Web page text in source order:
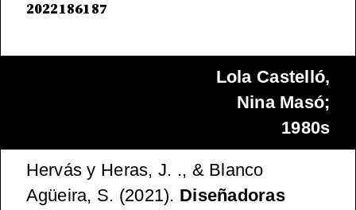
2022186187
Lola Castelló,
Nina Masó;
1980s
Hervás y Heras, J. ., & Blanco
Agüeira, S. (2021). Diseñadoras